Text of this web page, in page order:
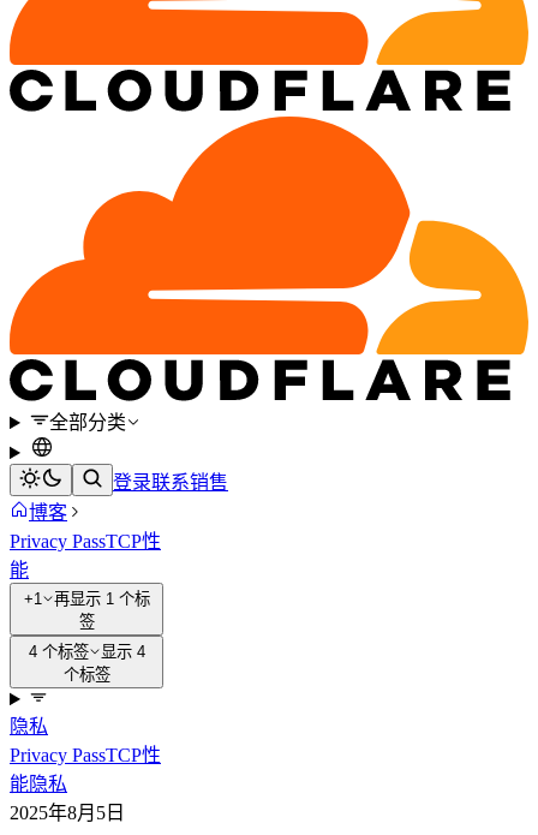
全部分类
登录联系销售
博客
Privacy PassTCP性
能
+1
再显示 1 个标
签
4 个标签
显示 4
个标签
隐私
Privacy PassTCP性
能隐私
2025年8月5日